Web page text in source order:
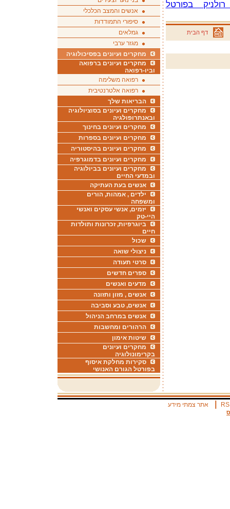
בפורטל
דף הבית
אנשים והמצב הכלכלי
סיפורי התמודדות
גמלאים
מגזר ערבי
מחקרים ועיונים בפסיכולוגיה
מחקרים ועיונים ברפואה
וביו-רפואה
רפואה משלימה
רפואה אלטרנטיבית
הבריאות שלך
מחקרים ועיונים בסוציולוגיה
ובאנתרופולגיה
מחקרים ועיונים בחינוך
מחקרים ועיונים בספרות
מחקרים ועיונים בהיסטוריה
מחקרים ועיונים בדמוגרפיה
מחקרים ועיונים בביולוגיה
ובמדעי החיים
אנשים בעת העתיקה
ילדים , אמהות, הורים
ומשפחה
יזמים, אנשי עסקים ואנשי
היי-טק
ביוגרפיות, זכרונות ותולדות
חיים
שכול
ניצולי שואה
סרטי תעודה
ספרים חדשים
מדעים ואנשים
אנשים , מזון ותזונה
אנשים, טבע וסביבה
אנשים במרחב הניהול
הרהורים ומחשבות
שיטות אימון
מחקרים ועיונים
בקרימונולוגיה
סקירות מחלקת איסוף
בפורטל הגורם האנושי
אתר צמתי מידע